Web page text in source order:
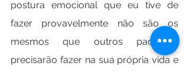
postura emocional que eu tive de
fazer provavelmente não são os
mesmos que outros pacientes
precisarão fazer na sua própria vida e